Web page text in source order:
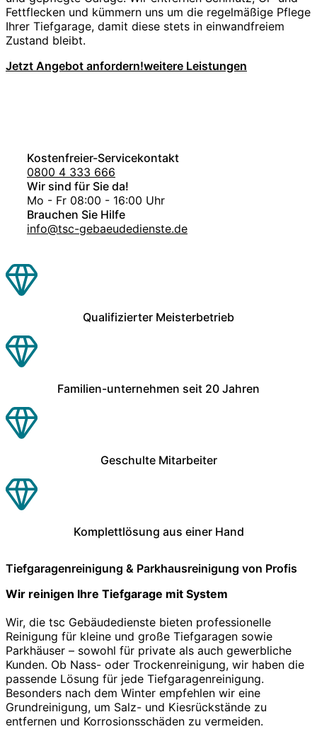
Fettflecken und kümmern uns um die regelmäßige Pflege
Ihrer Tiefgarage, damit diese stets in einwandfreiem
Zustand bleibt.
Jetzt Angebot anfordern!weitere Leistungen
Kostenfreier-Servicekontakt
0800 4 333 666
Wir sind für Sie da!
Mo - Fr 08:00 - 16:00 Uhr
Brauchen Sie Hilfe
info@tsc-gebaeudedienste.de
Qualifizierter Meisterbetrieb
Familien-unternehmen seit 20 Jahren
Geschulte Mitarbeiter
Komplettlösung aus einer Hand
Tiefgaragenreinigung & Parkhausreinigung von Profis
Wir reinigen Ihre Tiefgarage mit System
Wir, die tsc Gebäudedienste bieten professionelle
Reinigung für kleine und große Tiefgaragen sowie
Parkhäuser – sowohl für private als auch gewerbliche
Kunden. Ob Nass- oder Trockenreinigung, wir haben die
passende Lösung für jede Tiefgaragenreinigung.
Besonders nach dem Winter empfehlen wir eine
Grundreinigung, um Salz- und Kiesrückstände zu
entfernen und Korrosionsschäden zu vermeiden.